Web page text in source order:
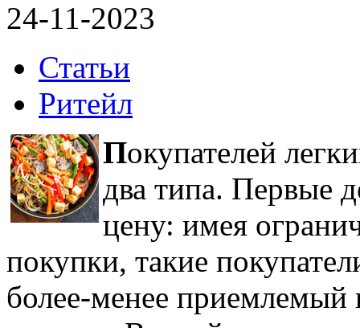
24-11-2023
Статьи
Ритейл
Покупателей
два типа. Первые
цену: имея
покупки, такие
более-менее